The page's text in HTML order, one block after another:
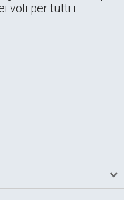
voli per tutti i